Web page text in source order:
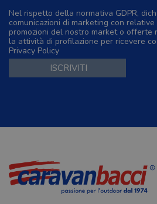
Nel rispetto della normativa GDPR,
comunicazioni di marketing con
promozioni del nostro market o
la attività di profilazione per ricevere
Privacy Policy